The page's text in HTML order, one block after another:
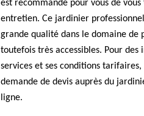
est recommandé pour vous de
entretien. Ce jardinier
grande qualité dans le domaine de
toutefois très accessibles. Pour
services et ses conditions
demande de devis auprès du
ligne.